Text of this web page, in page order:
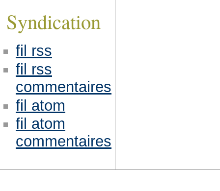
Syndication
fil rss
fil rss
commentaires
fil atom
fil atom
commentaires